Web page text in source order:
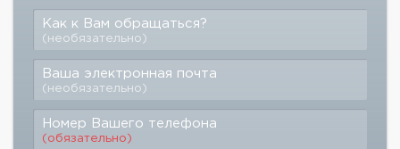
Как к Вам обращаться?
(необязательно)
Ваша электронная почта
(необязательно)
Номер Вашего телефона
(обязательно)